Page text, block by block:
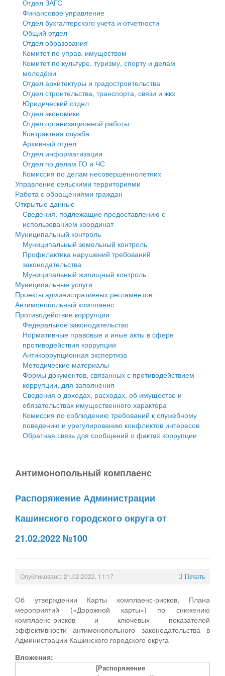
Государственные услуги
Промышленность и АПК
Экономика и бизнес
Символика
Устав
Гостям округа
Туризм
Культура
Образование
Здравоохранение
Социальная защита
Фотоальбом
муниципального округа Тверской области
Администрация Кашинского муниципального округа
Тверской области
Управление сельскими территориями
Открытые данные
Работа с обращениями граждан
Муниципальный контроль
Муниципальные услуги
Проекты административных регламентов
Антимонопольный комплаенс
Противодействие коррупции
Финансовое управление
Бюджет для граждан
Имущество
Выявление правообладателей ранее учтенных
объектов недвижимости
Имущественная поддержка субъектов малого и
среднего предпринимательства
Информационная поддержка субъектов малого и
среднего предпринимательства
Муниципальные программы
Контрольно-счетная палата
Персональные данные
Оценка регулирующего воздействия
Деятельность МУ
Нормативы градостроительного проектирования
Правила землепользования и застройки
Генеральные планы
Проекты планировки территории
Собрание депутатов
Городское поселение
Сельские поселения
Отдел ЗАГС
Финансовое управление
Отдел бухгалтерского учета и отчетности
Общий отдел
Отдел образования
Комитет по управ. имуществом
Комитет по культуре, туризму, спорту и делам
молодёжи
Отдел архитектуры и градостроительства
Отдел строительства, транспорта, связи и жкх
Юридический отдел
Отдел экономики
Отдел организационной работы
Контрактная служба
Архивный отдел
Отдел информатизации
Отдел по делам ГО и ЧС
Комиссия по делам несовершеннолетних
Управление сельскими территориями
Работа с обращениями граждан
Открытые данные
Сведения, подлежащие предоставлению с
использованием координат
Муниципальный контроль
Муниципальный земельный контроль
Профилактика нарушений требований
законодательства
Муниципальный жилищный контроль
Муниципальные услуги
Проекты административных регламентов
Антимонопольный комплаенс
Противодействие коррупции
Федеральное законодательство
Нормативные правовые и иные акты в сфере
противодействия коррупции
Антикоррупционная экспертиза
Методические материалы
Формы документов, связанных с противодействием
коррупции, для заполнения
Сведения о доходах, расходах, об имуществе и
обязательствах имущественного характера
Комиссия по соблюдению требований к служебному
поведению и урегулированию конфликтов интересов
Обратная связь для сообщений о фактах коррупции
Антимонопольный комплаенс
Распоряжение Администрации
Кашинского городского округа от
21.02.2022 №100
Опубликовано: 21.02.2022, 11:17 Печать
Об утверждении Карты комплаенс-рисков, Плана
мероприятий («Дорожной карты») по снижению
комплаенс-рисков и ключевых показателей
эффективности антимонопольного законодательства в
Администрации Кашинского городского округа
Вложения:
[Распоряжение